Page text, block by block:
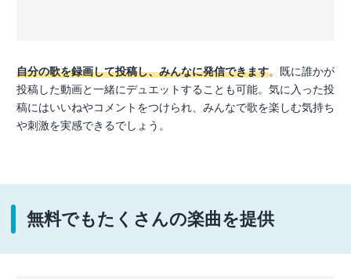
自分の歌を録画して投稿し、みんなに発信できます。既に誰かが
投稿した動画と一緒にデュエットすることも可能。気に入った投
稿にはいいねやコメントをつけられ、みんなで歌を楽しむ気持ち
や刺激を実感できるでしょう。
無料でもたくさんの楽曲を提供